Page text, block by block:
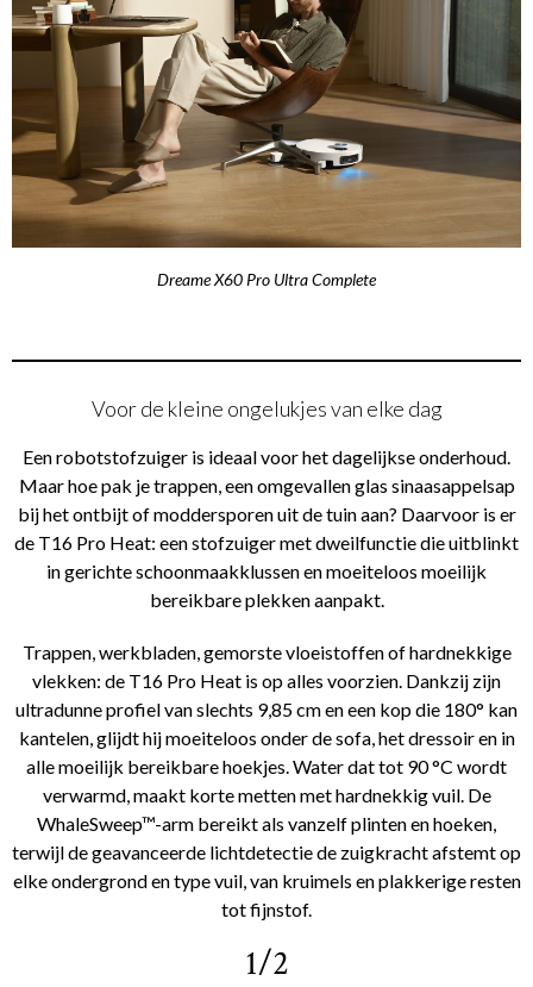
Dreame X60 Pro Ultra Complete
Voor de kleine ongelukjes van elke dag
Een robotstofzuiger is ideaal voor het dagelijkse onderhoud.
Maar hoe pak je trappen, een omgevallen glas sinaasappelsap
bij het ontbijt of moddersporen uit de tuin aan? Daarvoor is er
de T16 Pro Heat: een stofzuiger met dweilfunctie die uitblinkt
in gerichte schoonmaakklussen en moeiteloos moeilijk
bereikbare plekken aanpakt.
Trappen, werkbladen, gemorste vloeistoffen of hardnekkige
vlekken: de T16 Pro Heat is op alles voorzien. Dankzij zijn
ultradunne profiel van slechts 9,85 cm en een kop die 180° kan
kantelen, glijdt hij moeiteloos onder de sofa, het dressoir en in
alle moeilijk bereikbare hoekjes. Water dat tot 90 °C wordt
verwarmd, maakt korte metten met hardnekkig vuil. De
WhaleSweep™-arm bereikt als vanzelf plinten en hoeken,
terwijl de geavanceerde lichtdetectie de zuigkracht afstemt op
elke ondergrond en type vuil, van kruimels en plakkerige resten
tot fijnstof.
1/2